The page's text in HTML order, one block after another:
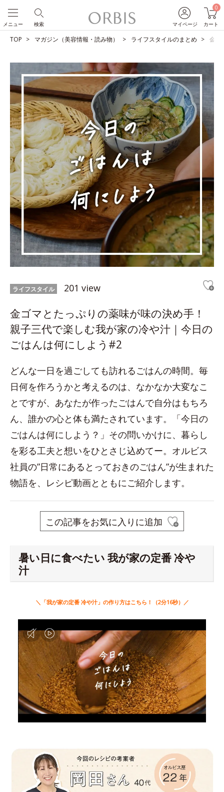
マイページ
0
カート
検索
メニュー
TOP マガジン（美容情報・読み物） ライフスタイルのまとめ 金ゴ
ライフスタイル 201 view
金ゴマとたっぷりの薬味が味の決め手！
親子三代で楽しむ我が家の冷や汁｜今日の
ごはんは何にしよう#2
どんな一日を過ごしても訪れるごはんの時間。毎
日何を作ろうかと考えるのは、なかなか大変なこ
とですが、あなたが作ったごはんで自分はもちろ
ん、誰かの心と体も満たされています。「今日の
ごはんは何にしよう？」その問いかけに、暮らし
を彩る工夫と想いをひとさじ込めてー。オルビス
社員の”日常にあるとっておきのごはん”が生まれた
物語を、レシピ動画とともにご紹介します。
この記事をお気に入りに追加
暑い日に食べたい 我が家の定番 冷や
汁
＼「我が家の定番 冷や汁」の作り方はこちら！（2分16秒）／